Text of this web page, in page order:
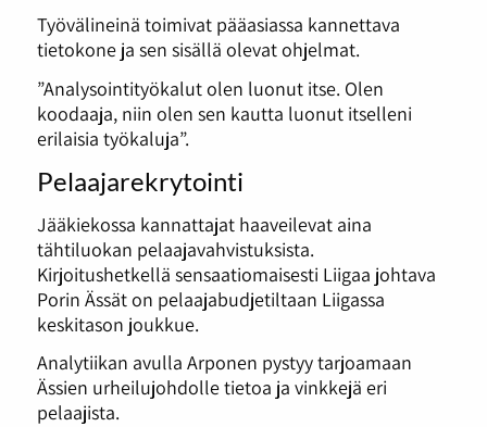
Työvälineinä toimivat pääasiassa kannettava
tietokone ja sen sisällä olevat ohjelmat.
”Analysointityökalut olen luonut itse. Olen
koodaaja, niin olen sen kautta luonut itselleni
erilaisia työkaluja”.
Pelaajarekrytointi
Jääkiekossa kannattajat haaveilevat aina
tähtiluokan pelaajavahvistuksista.
Kirjoitushetkellä sensaatiomaisesti Liigaa johtava
Porin Ässät on pelaajabudjetiltaan Liigassa
keskitason joukkue.
Analytiikan avulla Arponen pystyy tarjoamaan
Ässien urheilujohdolle tietoa ja vinkkejä eri
pelaajista.